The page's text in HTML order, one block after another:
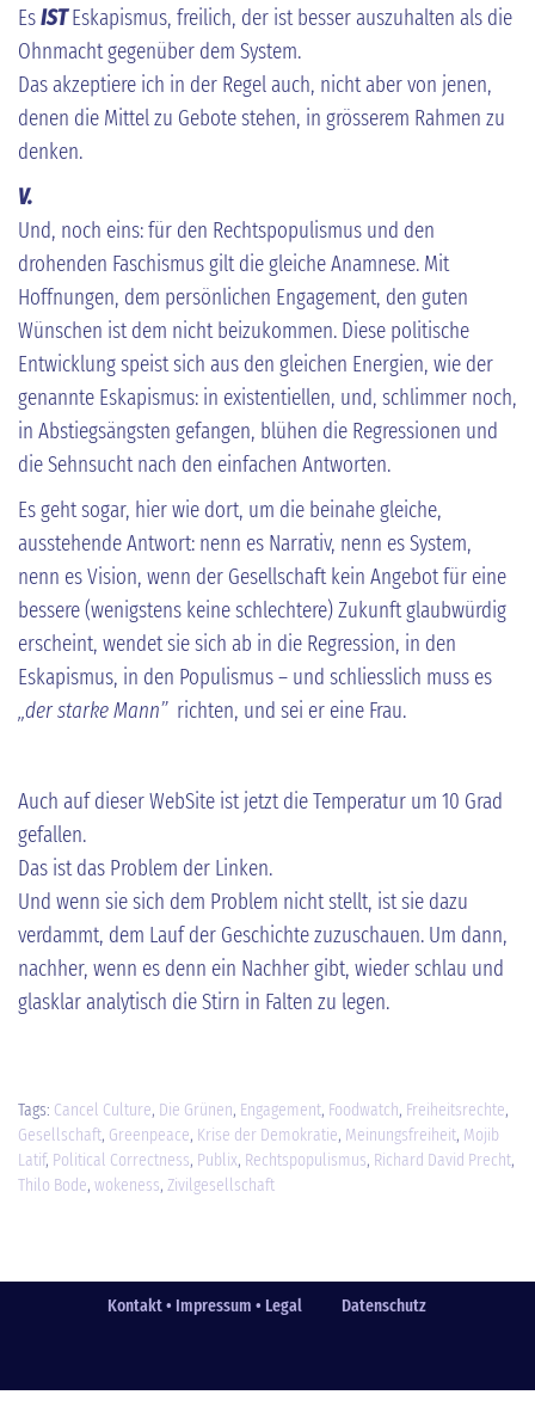
EsISTEskapismus, freilich, der ist besser auszuhalten als die
Ohnmacht gegenüber dem System.
Das akzeptiere ich in der Regel auch, nicht aber von jenen,
denen die Mittel zu Gebote stehen, in grösserem Rahmen zu
denken.
V.
Und, noch eins: für den Rechtspopulismus und den
drohenden Faschismus gilt die gleiche Anamnese. Mit
Hoffnungen, dem persönlichen Engagement, den guten
Wünschen ist dem nicht beizukommen. Diese politische
Entwicklung speist sich aus den gleichen Energien, wie der
genannte Eskapismus: in existentiellen, und, schlimmer noch,
in Abstiegsängsten gefangen, blühen die Regressionen und
die Sehnsucht nach den einfachen Antworten.
Es geht sogar, hier wie dort, um die beinahe gleiche,
ausstehende Antwort: nenn es Narrativ, nenn es System,
nenn es Vision, wenn der Gesellschaft kein Angebot für eine
bessere (wenigstens keine schlechtere) Zukunft glaubwürdig
erscheint, wendet sie sich ab in die Regression, in den
Eskapismus, in den Populismus – und schliesslich muss es
„der starke Mann” richten, und sei er eine Frau.
Auch auf dieser WebSite ist jetzt die Temperatur um 10 Grad
gefallen.
Das ist das Problem der Linken.
Und wenn sie sich dem Problem nicht stellt, ist sie dazu
verdammt, dem Lauf der Geschichte zuzuschauen. Um dann,
nachher, wenn es denn ein Nachher gibt, wieder schlau und
glasklar analytisch die Stirn in Falten zu legen.
Tags: Cancel Culture, Die Grünen, Engagement, Foodwatch, Freiheitsrechte,
Gesellschaft, Greenpeace, Krise der Demokratie, Meinungsfreiheit, Mojib
Latif, Political Correctness, Publix, Rechtspopulismus, Richard David Precht,
Thilo Bode, wokeness, Zivilgesellschaft
Fußzeile
Kontakt • Impressum • Legal Datenschutz